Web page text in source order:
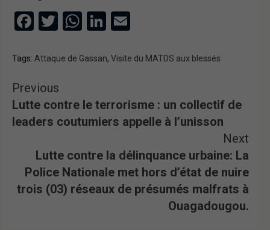
Facebook
TwitterWhatsApp
LinkedIn
Tags: Attaque de Gassan, Visite du MATDS aux blessés
Previous
Lutte contre le terrorisme : un collectif de
leaders coutumiers appelle à l’unisson
Next
Lutte contre la délinquance urbaine: La
Police Nationale met hors d’état de nuire
trois (03) réseaux de présumés malfrats à
Ouagadougou.